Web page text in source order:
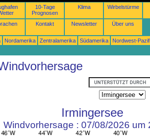
10-Tage
Prognosen
Klima Wirbelstürme
Kontakt Newsletter Über uns
Nordamerika Zentralamerika Südamerika
Nordwest-
Irmingersee
Windvorhersage : 07/08/2026 um